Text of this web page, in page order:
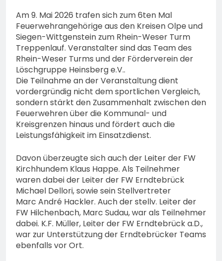
Am 9. Mai 2026 trafen sich zum 6ten Mal
Feuerwehrangehörige aus den Kreisen Olpe und
Siegen-Wittgenstein zum Rhein-Weser Turm
Treppenlauf. Veranstalter sind das Team des
Rhein-Weser Turms und der Förderverein der
Löschgruppe Heinsberg e.V..
Die Teilnahme an der Veranstaltung dient
vordergründig nicht dem sportlichen Vergleich,
sondern stärkt den Zusammenhalt zwischen den
Feuerwehren über die Kommunal- und
Kreisgrenzen hinaus und fördert auch die
Leistungsfähigkeit im Einsatzdienst.
Davon überzeugte sich auch der Leiter der FW
Kirchhundem Klaus Happe. Als Teilnehmer
waren dabei der Leiter der FW Erndtebrück
Michael Dellori, sowie sein Stellvertreter
Marc André Hackler. Auch der stellv. Leiter der
FW Hilchenbach, Marc Sudau, war als Teilnehmer
dabei. K.F. Müller, Leiter der FW Erndtebrück a.D.,
war zur Unterstützung der Erndtebrücker Teams
ebenfalls vor Ort.